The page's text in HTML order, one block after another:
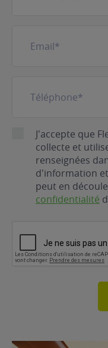
mail(Nécessaire)
RGPDJ'accepte que
collecte et
renseignées
d'information
peut en
confidentialité